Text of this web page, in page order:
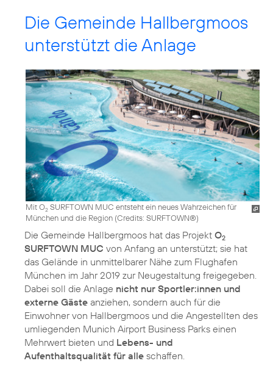
Die Gemeinde Hallbergmoos
unterstützt die Anlage
Mit O2 SURFTOWN MUC entsteht ein neues Wahrzeichen für
München und die Region (Credits: SURFTOWN®)
Die Gemeinde Hallbergmoos hat das Projekt O2
SURFTOWN MUC von Anfang an unterstützt; sie hat
das Gelände in unmittelbarer Nähe zum Flughafen
München im Jahr 2019 zur Neugestaltung freigegeben.
Dabei soll die Anlage nicht nur Sportler:innen und
externe Gäste anziehen, sondern auch für die
Einwohner von Hallbergmoos und die Angestellten des
umliegenden Munich Airport Business Parks einen
Mehrwert bieten und Lebens- und
Aufenthaltsqualität für alle schaffen.